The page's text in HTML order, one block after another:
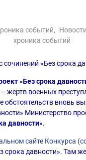
событий, Новости
хроника событий
сочинений «Без срока
«Без срока
жертв военных
обстоятельств вновь
Министерство
давности».
сайте Конкурса
срока давности». Там